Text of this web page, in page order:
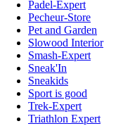
Padel-Expert
Pecheur-Store
Pet and Garden
Slowood Interior
Smash-Expert
Sneak'In
Sneakids
Sport is good
Trek-Expert
Triathlon Expert